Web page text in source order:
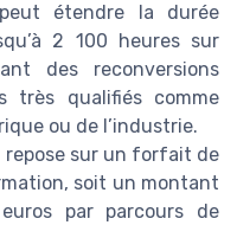
étendre la durée
2 100 heures sur
des reconversions
très qualifiés comme
ou de l’industrie.
repose sur un forfait de
soit un montant
par parcours de